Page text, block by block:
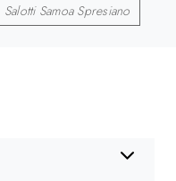
Salotti Samoa Spresiano